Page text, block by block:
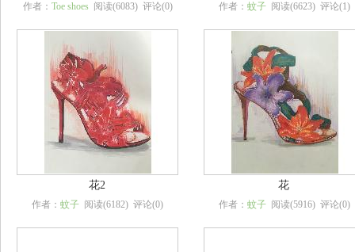
作者： Toe shoes阅读(6083) 评论(0) 作者： 蚊子 阅读(6623) 评论(1)
花2
作者： 蚊子 阅读(6182) 评论(0)
花
作者： 蚊子 阅读(5916) 评论(0)